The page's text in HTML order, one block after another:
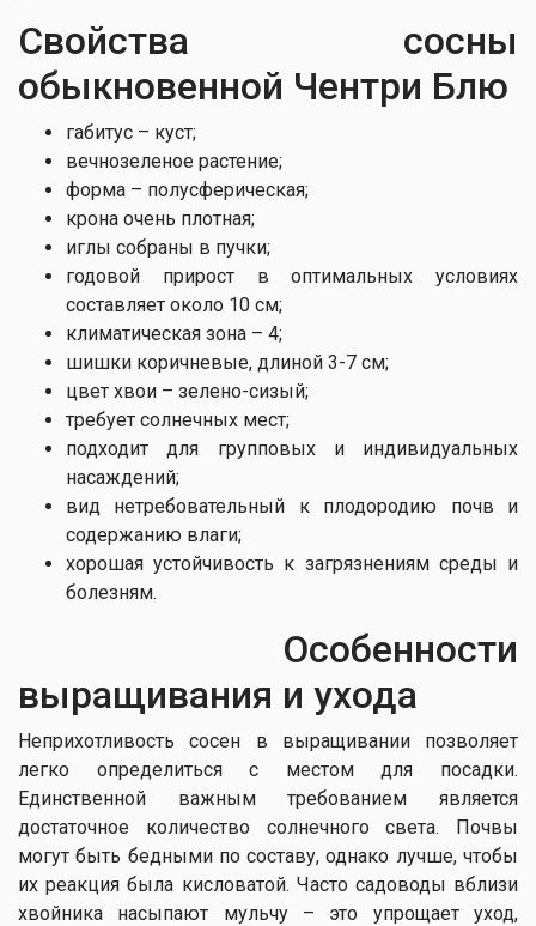
Свойства сосны
обыкновенной Чентри Блю
габитус – куст;
вечнозеленое растение;
форма – полусферическая;
крона очень плотная;
иглы собраны в пучки;
годовой прирост в оптимальных условиях
составляет около 10 см;
климатическая зона – 4;
шишки коричневые, длиной 3-7 см;
цвет хвои – зелено-сизый;
требует солнечных мест;
подходит для групповых и индивидуальных
насаждений;
вид нетребовательный к плодородию почв и
содержанию влаги;
хорошая устойчивость к загрязнениям среды и
болезням.
Особенности
выращивания и ухода
Неприхотливость сосен в выращивании позволяет
легко определиться с местом для посадки.
Единственной важным требованием является
достаточное количество солнечного света. Почвы
могут быть бедными по составу, однако лучше, чтобы
их реакция была кисловатой. Часто садоводы вблизи
хвойника насыпают мульчу – это упрощает уход,